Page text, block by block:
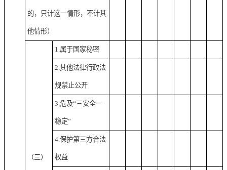
的，只计这一情形，不计其
他情形）
（三）
1.属于国家秘密
2.其他法律行政法
规禁止公开
3.危及“三安全一
稳定”
4.保护第三方合法
权益